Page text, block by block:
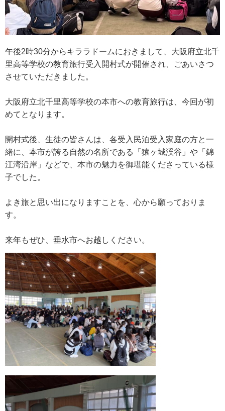
午後2時30分からキララドームにおきまして、大阪府立北千
里高等学校の教育旅行受入開村式が開催され、ごあいさつ
させていただきました。
大阪府立北千里高等学校の本市への教育旅行は、今回が初
めてとなります。
開村式後、生徒の皆さんは、各受入民泊受入家庭の方と一
緒に、本市が誇る自然の名所である「猿ヶ城渓谷」や「錦
江湾沿岸」などで、本市の魅力を御堪能くださっている様
子でした。
よき旅と思い出になりますことを、心から願っておりま
す。
来年もぜひ、垂水市へお越しください。